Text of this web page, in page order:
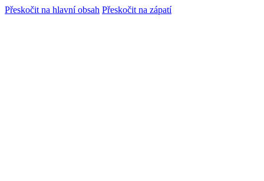
Přeskočit na hlavní obsah Přeskočit na zápatí